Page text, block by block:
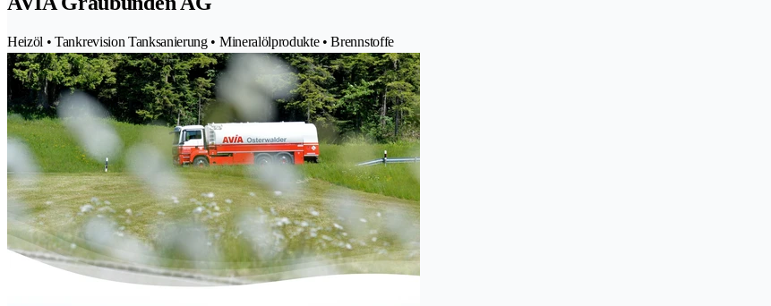
Heizöl • Tankrevision Tanksanierung • Mineralölprodukte • Brennstoffe